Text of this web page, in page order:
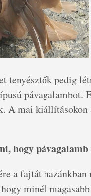
tenyésztők pedig
pávagalambot.
A mai
hogy
a fajtát
minél